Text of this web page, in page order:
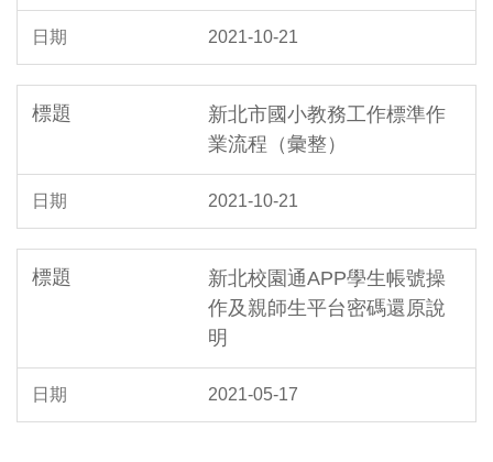
2021-10-21
新北市國小教務工作標準作
業流程（彙整）
2021-10-21
新北校園通APP學生帳號操
作及親師生平台密碼還原說
明
2021-05-17